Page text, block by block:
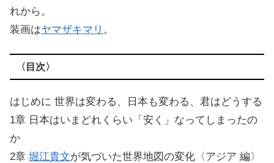
れから。
装画はヤマザキマリ 。
〈目次〉
はじめに 世界は変わる、日本も変わる、君はどうする
1章 日本はいまどれくらい「安く」なってしまったの
か
2章 堀江貴文が気づいた世界地図の変化〈アジア 編〉